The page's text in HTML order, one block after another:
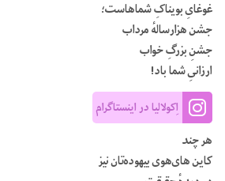
غوغایِ بویناکِ شماهاست؛
جشن هزارسالهٔ مرداب
جشنِ بزرگِ خواب
ارزانیِ شما باد!
اِکولالیا در اینستاگرام
هر چند
کاین های‌هوی بیهوده‌تان نیز